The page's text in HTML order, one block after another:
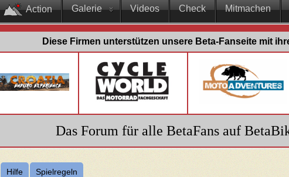
Action Galerie Videos Check Mitmachen
Diese Firmen unterstützen unsere Beta-Fanseite mit
Das Forum für alle BetaFans auf
Hilfe
Spielregeln